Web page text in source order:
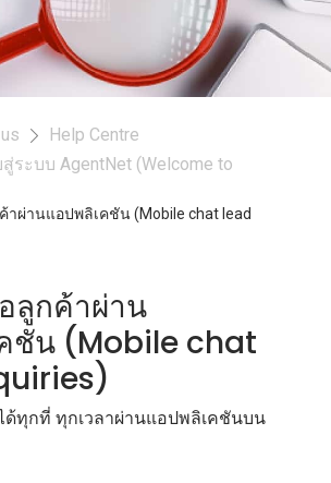
Help Centre
ระบบ AgentNet (Welcome to
าผ่านแอปพลิเคชัน (Mobile chat lead
ลูกค้าผ่าน
ชัน (Mobile chat
ทุกที่ ทุกเวลาผ่านแอปพลิเคชันบน